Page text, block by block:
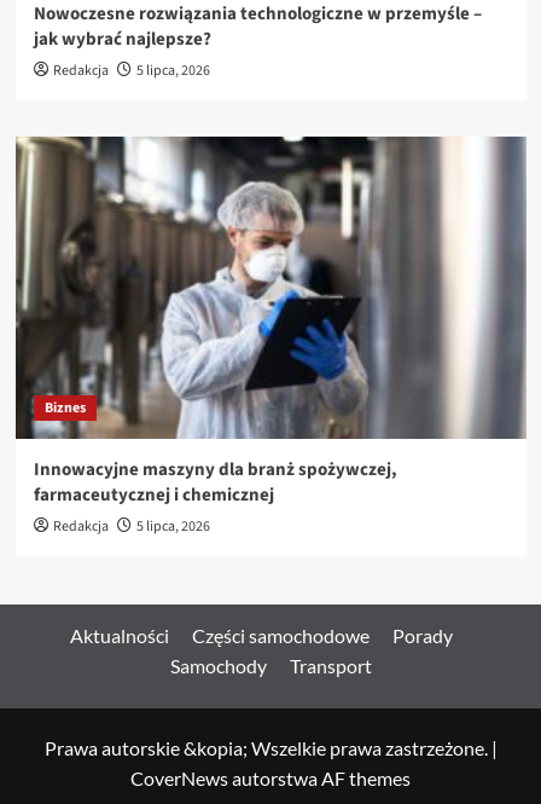
Nowoczesne rozwiązania technologiczne w przemyśle –
jak wybrać najlepsze?
Redakcja 5 lipca, 2026
Biznes
Innowacyjne maszyny dla branż spożywczej,
farmaceutycznej i chemicznej
Redakcja 5 lipca, 2026
Aktualności Części samochodowe
Porady
Samochody
Transport
Prawa autorskie &kopia; Wszelkie prawa zastrzeżone. |
CoverNewsautorstwa AF themes